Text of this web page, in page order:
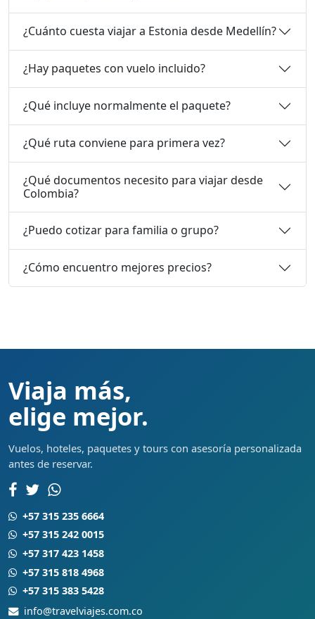
¿Cuánto cuesta viajar a Estonia desde Medellín?
¿Hay paquetes con vuelo incluido?
¿Qué incluye normalmente el paquete?
¿Qué ruta conviene para primera vez?
¿Qué documentos necesito para viajar desde
Colombia?
¿Puedo cotizar para familia o grupo?
¿Cómo encuentro mejores precios?
Viaja más,
elige mejor.
Vuelos, hoteles, paquetes y tours con asesoría personalizada
antes de reservar.
+57 315 235 6664
+57 315 242 0015
+57 317 423 1458
+57 315 818 4968
+57 315 383 5428
info@travelviajes.com.co